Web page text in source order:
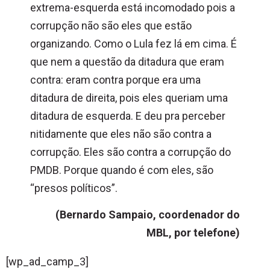
extrema-esquerda está incomodado pois a
corrupção não são eles que estão
organizando. Como o Lula fez lá em cima. É
que nem a questão da ditadura que eram
contra: eram contra porque era uma
ditadura de direita, pois eles queriam uma
ditadura de esquerda. E deu pra perceber
nitidamente que eles não são contra a
corrupção. Eles são contra a corrupção do
PMDB. Porque quando é com eles, são
“presos políticos”.
(Bernardo Sampaio, coordenador do
MBL, por telefone)
[wp_ad_camp_3]